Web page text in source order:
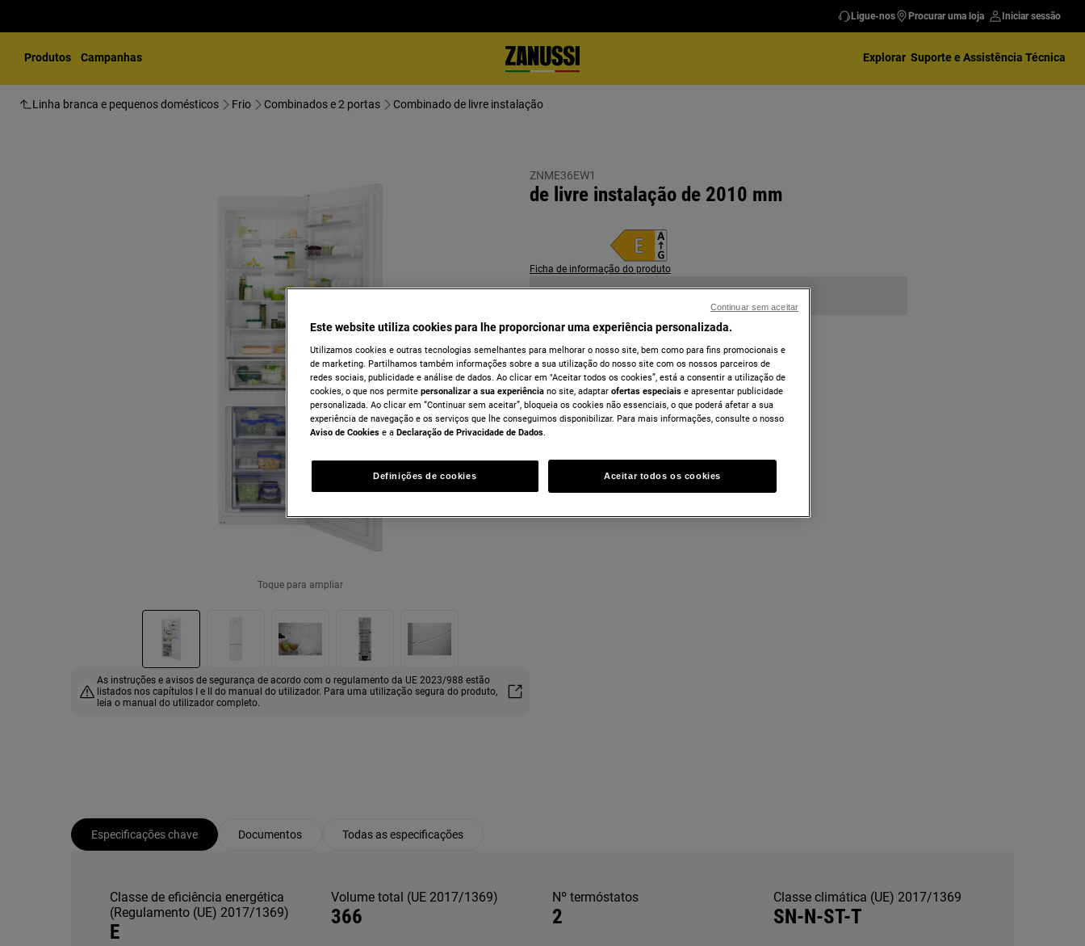
Ligue-nos Procurar uma loja Iniciar sessão
Produtos Campanhas Explorar Suporte e Assistência Técnica
Linha branca e pequenos domésticos Frio Combinados e 2 portas Combinado de livre instalação
Toque para ampliar
As instruções e avisos de segurança de acordo com o regulamento da UE 2023/988 estão
listados nos capítulos I e II do manual do utilizador. Para uma utilização segura do produto,
leia o manual do utilizador completo.
ZNME36EW1
de livre instalação de 2010 mm
Ficha de informação do produto
Especificações chave Documentos Todas as especificações
Classe de eficiência energética
(Regulamento (UE) 2017/1369)
E
Volume total (UE 2017/1369)
366
Nº termóstatos
2
Classe climática (UE) 2017/1369
SN-N-ST-T
Este website utiliza cookies para lhe proporcionar uma experiência personalizada.
Utilizamos cookies e outras tecnologias semelhantes para melhorar o nosso site, bem como para fins promocionais e
de marketing. Partilhamos também informações sobre a sua utilização do nosso site com os nossos parceiros de
redes sociais, publicidade e análise de dados. Ao clicar em "Aceitar todos os cookies”, está a consentir a utilização de
cookies, o que nos permite personalizar a sua experiência no site, adaptar ofertas especiais e apresentar publicidade
personalizada. Ao clicar em “Continuar sem aceitar”, bloqueia os cookies não essenciais, o que poderá afetar a sua
experiência de navegação e os serviços que lhe conseguimos disponibilizar. Para mais informações, consulte o nosso
Aviso de Cookies e a Declaração de Privacidade de Dados
Definições de cookies Aceitar todos os cookies
Continuar sem aceitar